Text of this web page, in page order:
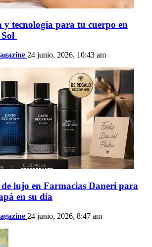
y tecnología para tu cuerpo en
24 junio, 2026, 10:43 am
lujo en Farmacias Daneri para
en su día
24 junio, 2026, 8:47 am